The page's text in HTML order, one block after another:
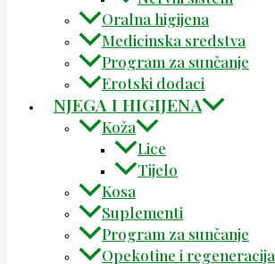
Oralna higijena
Medicinska sredstva
Program za sunčanje
Erotski dodaci
NJEGA I HIGIJENA
Koža
Lice
Tijelo
Kosa
Suplementi
Program za sunčanje
Opekotine i regeneracija